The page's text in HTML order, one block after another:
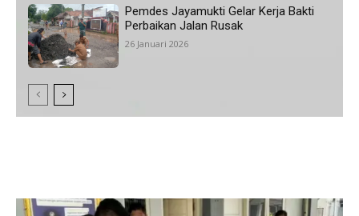
Pemdes Jayamukti Gelar Kerja Bakti
Perbaikan Jalan Rusak
26 Januari 2026